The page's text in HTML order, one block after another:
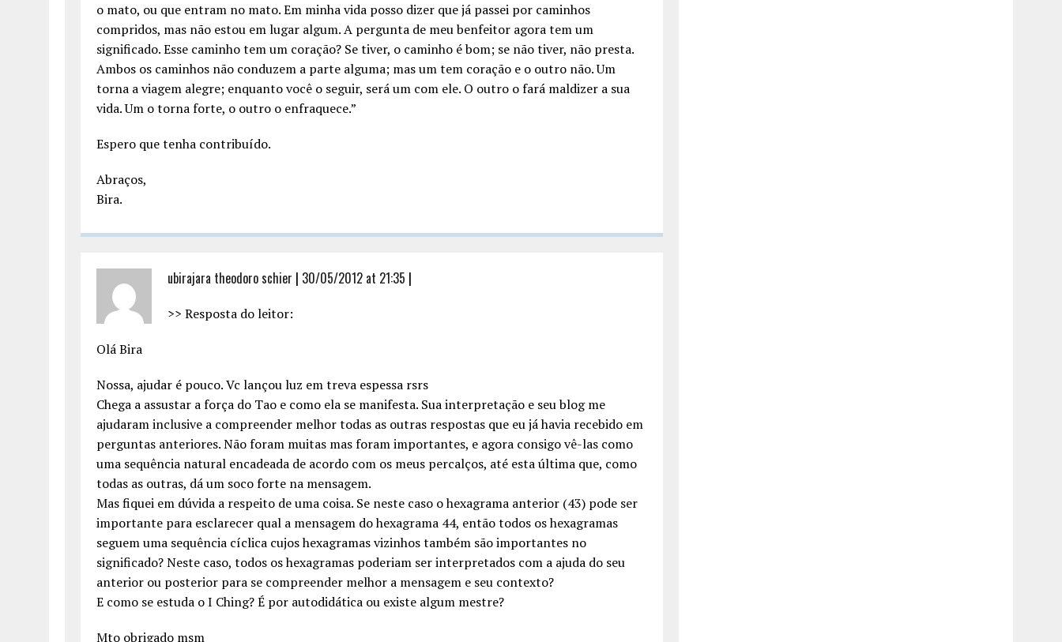
o mato, ou que entram no mato. Em minha vida posso dizer que já passei por caminhos
compridos, mas não estou em lugar algum. A pergunta de meu benfeitor agora tem um
significado. Esse caminho tem um coração? Se tiver, o caminho é bom; se não tiver, não presta.
Ambos os caminhos não conduzem a parte alguma; mas um tem coração e o outro não. Um
torna a viagem alegre; enquanto você o seguir, será um com ele. O outro o fará maldizer a sua
vida. Um o torna forte, o outro o enfraquece.”
Espero que tenha contribuído.
Abraços,
Bira.
ubirajara theodoro schier | 30/05/2012 at 21:35 |
>> Resposta do leitor:
Olá Bira
Nossa, ajudar é pouco. Vc lançou luz em treva espessa rsrs
Chega a assustar a força do Tao e como ela se manifesta. Sua interpretação e seu blog me
ajudaram inclusive a compreender melhor todas as outras respostas que eu já havia recebido em
perguntas anteriores. Não foram muitas mas foram importantes, e agora consigo vê-las como
uma sequência natural encadeada de acordo com os meus percalços, até esta última que, como
todas as outras, dá um soco forte na mensagem.
Mas fiquei em dúvida a respeito de uma coisa. Se neste caso o hexagrama anterior (43) pode ser
importante para esclarecer qual a mensagem do hexagrama 44, então todos os hexagramas
seguem uma sequência cíclica cujos hexagramas vizinhos também são importantes no
significado? Neste caso, todos os hexagramas poderiam ser interpretados com a ajuda do seu
anterior ou posterior para se compreender melhor a mensagem e seu contexto?
E como se estuda o I Ching? É por autodidática ou existe algum mestre?
Mto obrigado msm